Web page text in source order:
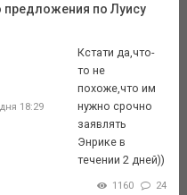
по Луису
18:29
Кстати да,что-
то не
похоже,что им
нужно срочно
заявлять
Энрике в
течении 2 дней))
1160 24